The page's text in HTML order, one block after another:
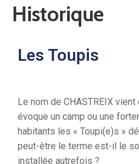
Historique
Les Toupis
Le nom de CHASTREIX
évoque un camp ou une
habitants les « Toupi(e)s »
peut-être le terme est-il le
installée autrefois ?